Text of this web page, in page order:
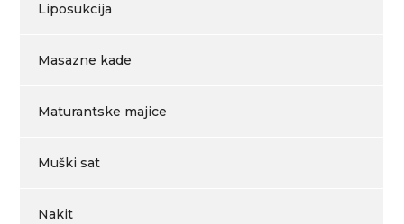
Liposukcija
Masazne kade
Maturantske majice
Muški sat
Nakit